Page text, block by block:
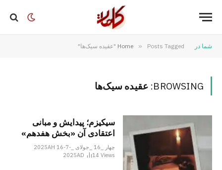
شما در Home » Posts Tagged "عقیده سیک‌ها"
BROWSING: عقیده سیک‌ها
سیکیزم؛ پیدایش و مبانی
اعتقادی آن «بخش هفدهم»
چهار _16 _جولای _2025AH 16-7-
2025AD
14Views